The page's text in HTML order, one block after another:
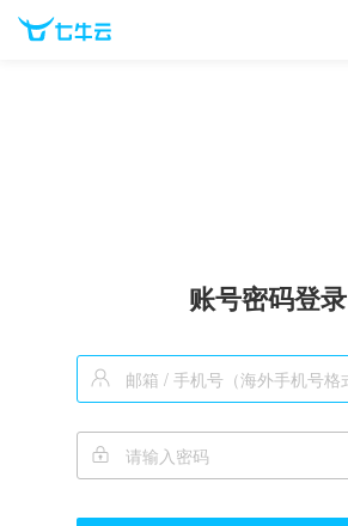
账号密码登录